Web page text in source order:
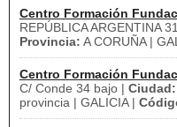
Centro Formación
REPÚBLICA ARGENTINA
Provincia: A CORUÑA |
Centro Formación
C/ Conde 34 bajo | Ciudad:
provincia | GALICIA |